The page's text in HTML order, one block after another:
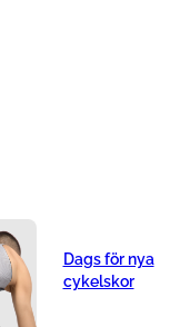
Dags för nya
cykelskor